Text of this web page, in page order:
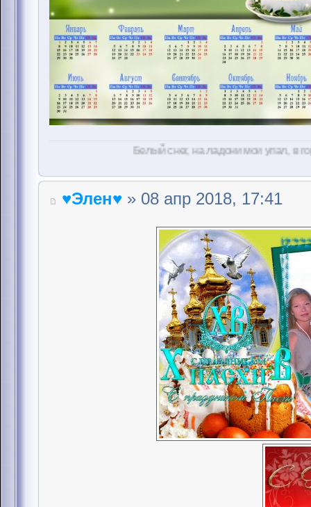
Белый снег, на ладони мои упал, в город вновь
♥Элен♥ » 08 апр 2018, 17:41